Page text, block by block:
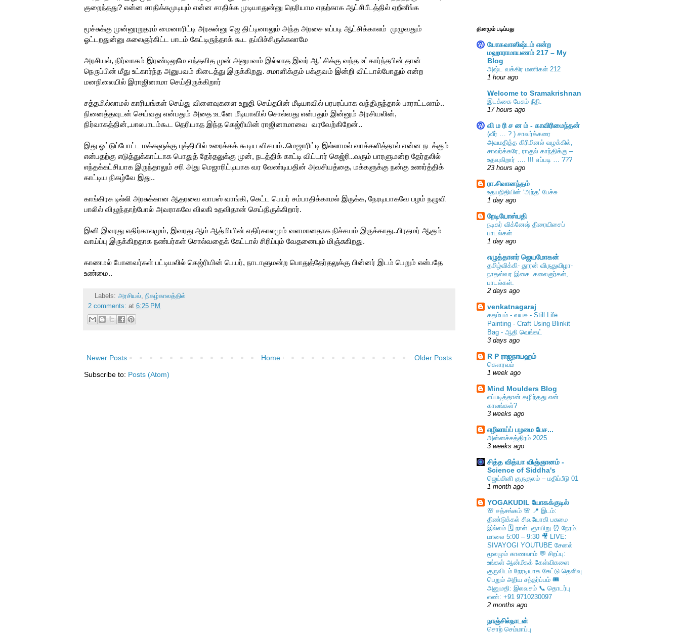
குறைந்தது? என்ன சாதிக்கமுடியும் என்ன சாதிக்க முடியாதுன்னு தெரியாம எதற்காக ஆட்சிபீடத்தில் ஏறீனீங்க
மூச்சுக்கு முன்னூறுதரம் மைனாரிட்டி அரசுன்னு ஜெ திட்டினாலும் அந்த அரசை எப்படி ஆட்சிக்காலம் முழுவதும்
ஓட்டறதுன்னு கலைஞர்கிட்ட பாடம் கேட்டிருந்தாக் கூட தப்பிச்சிருக்கலாமே
அரசியல், நிர்வாகம் இரண்டிலுமே எந்தவித முன் அனுபவம் இல்லாத இவர் ஆட்சிக்கு வந்த உட்கார்ந்தபின் தான்
நெருப்பின் மீது உட்கார்ந்த அனுபவம் கிடைத்து இருக்கிறது. சமாளிக்கும் பக்குவம் இன்றி விட்டால்போதும் என்ற
மனநிலையில் இராஜினாமா செய்திருக்கிறார்
சத்தமில்லாமல் காரியங்கள் செய்து விளைவுகளை உறுதி செய்தபின் மீடியாவில் பரபரப்பாக வந்திருந்தால் பாராட்டலாம்..
நினைத்தவுடன் செய்வது என்பதும் அதை உடனே மீடியாவில் சொல்வது என்பதும் இன்னும் அரசியலின்,
நிர்வாகத்தின்,.பாலபாடம்கூட தெரியாத இந்த கெஜ்ரியின் ராஜினாமாவை வரவேற்கிறேன்..
இது ஓட்டுப்போட்ட மக்களுக்கு புத்தியில் உரைக்கக் கூடிய விசயம்..மெஜாரிட்டி இல்லாமல் வாக்களித்தால் என்ன நடக்கும்
என்பதற்கு எடுத்துக்காட்டாக பொதுத் தேர்தலுக்கு முன், நடத்திக் காட்டி விட்டார் கெஜ்ரி..வரும் பாரளுமன்ற தேர்தலில்
எந்தக்கட்சியாக இருந்தாலும் சரி அது மெஜாரிட்டியாக வர வேண்டியதின் அவசியத்தை, மக்களுக்கு நன்கு உணர்த்திக்
காட்டிய நிகழ்வே இது..
காங்கிரசு டில்லி அரசுக்கான ஆதரவை வாபஸ் வாங்கி, கெட்ட பெயர் சம்பாதிக்காமல் இருக்க, நேரடியாகவே பழம் நழுவி
பாலில் விழுந்தாற்போல் அவராகவே விலகி உதவிதான் செய்திருக்கிறார்.
இனி இவரது எதிர்காலமும், இவரது ஆம் ஆத்மியின் எதிர்காலமும் வளமானதாக நிச்சயம் இருக்காது..பிரதமர் ஆகும்
வாய்ப்பு இருக்கிறதாக நண்பர்கள் சொல்வதைக் கேட்டால் சிரிப்பும் வேதனையும் மிஞ்சுகிறது.
காணமல் போனவர்கள் பட்டியலில் கெஜ்ரியின் பெயர், நாடாளுமன்ற பொதுத்தேர்தலுக்கு பின்னர் இடம் பெறும் என்பதே
உண்மை..
Labels: அரசியல், நிகழ்காலத்தில்
2 comments: at 6:25 PM
Newer Posts Older Posts
Home
Subscribe to: Posts (Atom)
தினமும் படிப்பது
யோகவாஸிஷ்டம் என்ற
மஹாராமாயணம் 217 – My
Blog
அஷ்ட வக்கிர மணிகள் 212
1 hour ago
Welcome to Sramakrishnan
இடக்கை பேசும் நீதி.
17 hours ago
வி ம ரி ச ன ம் - காவிரிமைந்தன்
(வீர் … ? ) சாவர்க்கரை
அவமதித்த கிரிமினல் வழக்கில்,
சாவர்க்கரே, ராகுல் காந்திக்கு –
உதவுகிறார் …. !!! எப்படி … ???
23 hours ago
ரா.சிவானந்தம்
உதயநிதியின் ‘அந்த’ பேச்சு
1 day ago
றேடியோஸ்பதி
நடிகர் விக்னேஷ் திரையிசைப்
பாடல்கள்
1 day ago
எழுத்தாளர் ஜெயமோகன்
தமிழ்விக்கி- தூரன் விருதுவிழா-
நாதஸ்வர இசை .கலைஞர்கள்,
பாடல்கள்.
2 days ago
venkatnagaraj
கதம்பம் - வயசு - Still Life
Painting - Craft Using Blinkit
Bag - ஆதி வெங்கட்
3 days ago
R P ராஜநாயஹம்
கௌரவம்
1 week ago
Mind Moulders Blog
எப்படித்தான் கழிந்தது என்
காலங்கள்?
3 weeks ago
எழிலாய்ப் பழமை பேச...
அன்னச்சத்திரம் 2025
3 weeks ago
சித்த வித்யா விஞ்ஞானம் -
Science of Siddha's
ஜெய்மினி குருகுலம் – மதிப்பீடு 01
1 month ago
YOGAKUDIL யோகக்குடில்
🌸 சத்சங்கம் 🌸 📍 இடம்:
திண்டுக்கல் சிவயோகி பசுமை
இல்லம் 🗓️ நாள்: ஞாயிறு ⏰ நேரம்:
மாலை 5:00 – 9:30 🎥 LIVE:
SIVAYOGI YOUTUBE சேனல்
மூலமும் காணலாம் 💬 சிறப்பு:
உங்கள் ஆன்மீகக் கேள்விகளை
குருவிடம் நேரடியாக கேட்டு தெளிவு
பெறும் அறிய சந்தர்ப்பம் 🎟️
அனுமதி: இலவசம் 📞 தொடர்பு
எண்: +91 9710230097
2 months ago
நாஞ்சில்நாடன்
சொற் செம்மாப்பு